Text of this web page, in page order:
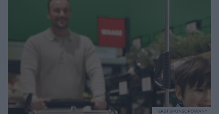
TEKST SPONSOROWANY